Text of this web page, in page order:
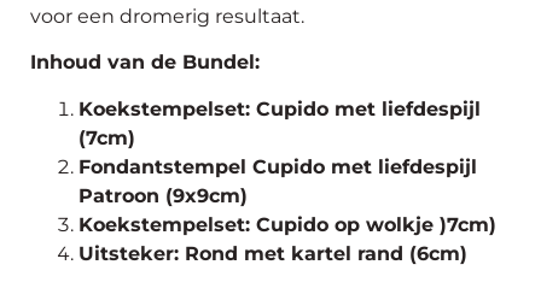
voor een dromerig resultaat.
Inhoud van de Bundel:
Koekstempelset: Cupido met liefdespijl
(7cm)
Fondantstempel Cupido met liefdespijl
Patroon (9x9cm)
Koekstempelset: Cupido op wolkje )7cm)
Uitsteker: Rond met kartel rand (6cm)